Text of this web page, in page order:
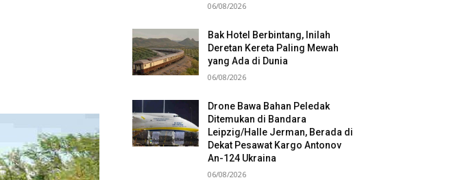
06/08/2026
Bak Hotel Berbintang, Inilah
Deretan Kereta Paling Mewah
yang Ada di Dunia
06/08/2026
Drone Bawa Bahan Peledak
Ditemukan di Bandara
Leipzig/Halle Jerman, Berada di
Dekat Pesawat Kargo Antonov
An-124 Ukraina
06/08/2026